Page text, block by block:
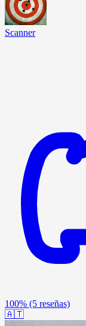
Scanner
100% (5 reseñas)
🇦🇹